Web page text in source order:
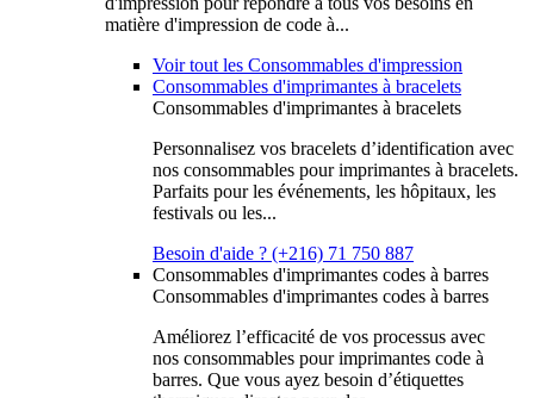
matière d'impression de code à...
Voir tout les Consommables d'impression
Consommables d'imprimantes à bracelets
Consommables d'imprimantes à bracelets
Personnalisez vos bracelets d’identification avec
nos consommables pour imprimantes à bracelets.
Parfaits pour les événements, les hôpitaux, les
festivals ou les...
Besoin d'aide ? (+216) 71 750 887
Consommables d'imprimantes codes à barres
Consommables d'imprimantes codes à barres
Améliorez l’efficacité de vos processus avec
nos consommables pour imprimantes code à
barres. Que vous ayez besoin d’étiquettes